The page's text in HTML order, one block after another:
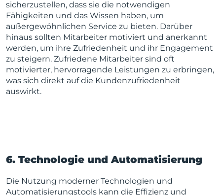
sicherzustellen, dass sie die notwendigen
Fähigkeiten und das Wissen haben, um
außergewöhnlichen Service zu bieten. Darüber
hinaus sollten Mitarbeiter motiviert und anerkannt
werden, um ihre Zufriedenheit und ihr Engagement
zu steigern. Zufriedene Mitarbeiter sind oft
motivierter, hervorragende Leistungen zu erbringen,
was sich direkt auf die Kundenzufriedenheit
auswirkt.
6. Technologie und Automatisierung
Die Nutzung moderner Technologien und
Automatisierungstools kann die Effizienz und